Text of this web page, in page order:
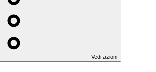
Vedi azioni